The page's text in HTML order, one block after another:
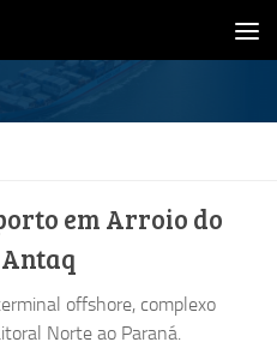
em Arroio do
offshore, complexo
Norte ao Paraná.